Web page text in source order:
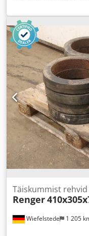
Wiefelstede 1 205
Täiskummist rehvid
Renger